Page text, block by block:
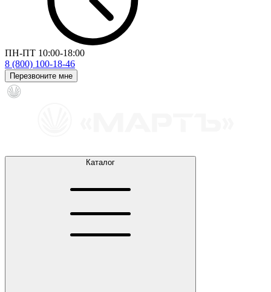
ПН-ПТ 10:00-18:00
8 (800) 100-18-46
Перезвоните мне
Каталог